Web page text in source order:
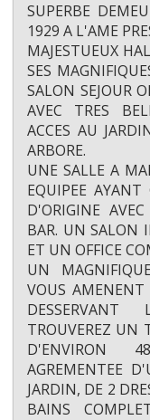
SUPERBE
1929 A L'AME
MAJESTUEUX
SES
SALON SEJOUR
AVEC TRES
ACCES AU
ARBORE.
UNE SALLE A
EQUIPEE
D'ORIGINE
BAR. UN SALON
ET UN OFFICE
UN
VOUS AMENENT
TROUVEREZ UN
D'ENVIRON
AGREMENTEE
JARDIN, DE 2
BAINS